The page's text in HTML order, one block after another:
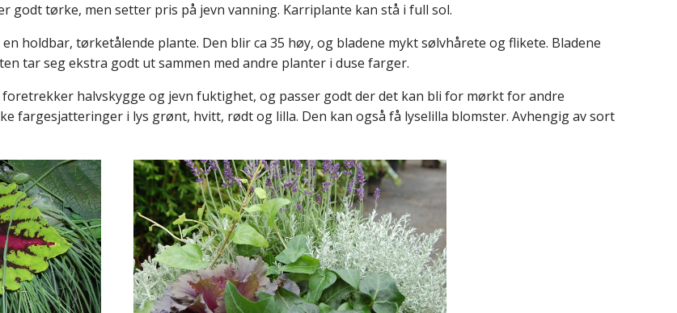
godt tørke, men setter pris på jevn vanning. Karriplante kan stå i full sol.
holdbar, tørketålende plante. Den blir ca 35 høy, og bladene mykt sølvhårete og flikete. Bladene
tar seg ekstra godt ut sammen med andre planter i duse farger.
halvskygge og jevn fuktighet, og passer godt der det kan bli for mørkt for andre
fargesjatteringer i lys grønt, hvitt, rødt og lilla. Den kan også få lyselilla blomster. Avhengig av sort